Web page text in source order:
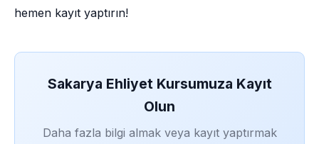
hemen kayıt yaptırın!
Sakarya Ehliyet Kursumuza Kayıt
Olun
Daha fazla bilgi almak veya kayıt yaptırmak